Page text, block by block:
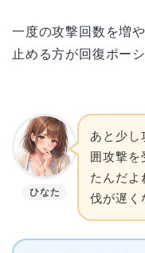
一度の攻撃回数を増
止める方が回復ポー
ひなた
あと少し
囲攻撃を
たんだよ
伐が遅く